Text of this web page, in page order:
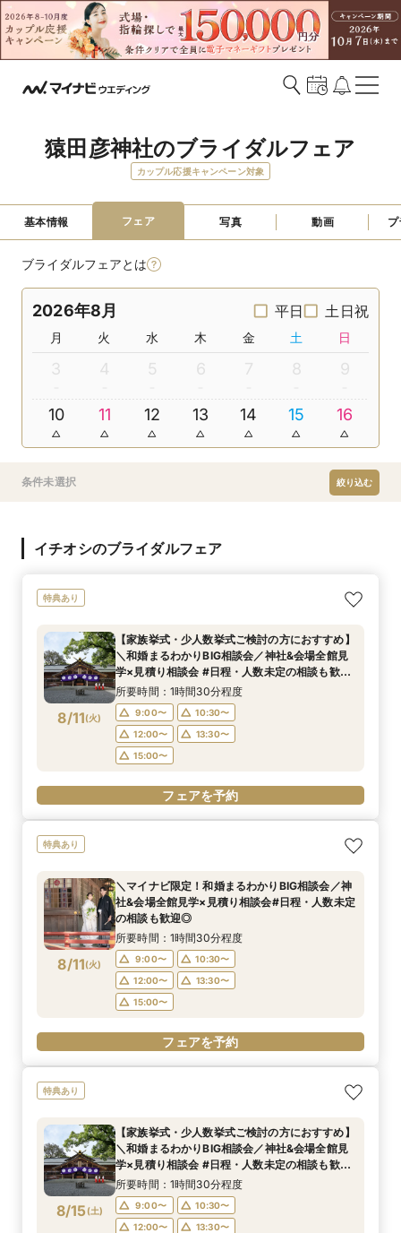
猿田彦神社のブライダルフェア
カップル応援キャンペーン対象
基本情報 フェア 写真 動画
ブライダルフェアとは
2026年8月 平日 土日祝
月 火 水 木 金 土 日
3 4 5 6 7 8 9
10 11 12 13 14 15 16
条件未選択 絞り込む
イチオシのブライダルフェア
特典あり
8/11(火)
【家族挙式・少人数挙式ご検討の方におすすめ】
＼和婚まるわかりBIG相談会／神社&会場全館見
学×見積り相談会 #日程・人数未定の相談も歓迎
◎
所要時間：1時間30分程度
9:00〜
10:30〜
12:00〜
13:30〜
15:00〜
フェアを予約
特典あり
8/11(火)
＼マイナビ限定！和婚まるわかりBIG相談会／神
社&会場全館見学×見積り相談会#日程・人数未定
の相談も歓迎◎
所要時間：1時間30分程度
9:00〜
10:30〜
12:00〜
13:30〜
15:00〜
フェアを予約
特典あり
8/15(土)
【家族挙式・少人数挙式ご検討の方におすすめ】
＼和婚まるわかりBIG相談会／神社&会場全館見
学×見積り相談会 #日程・人数未定の相談も歓迎
◎
所要時間：1時間30分程度
9:00〜
10:30〜
12:00〜
13:30〜